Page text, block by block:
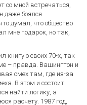
со мной встречаться,
даже боялся
думал, что общество
мне подарок, но так,
книгу о своих 70-х, так
– правда. Вашингтон и
смех там, где из-за
В этом и состоит
найти логику, а
расчету. 1987 год,